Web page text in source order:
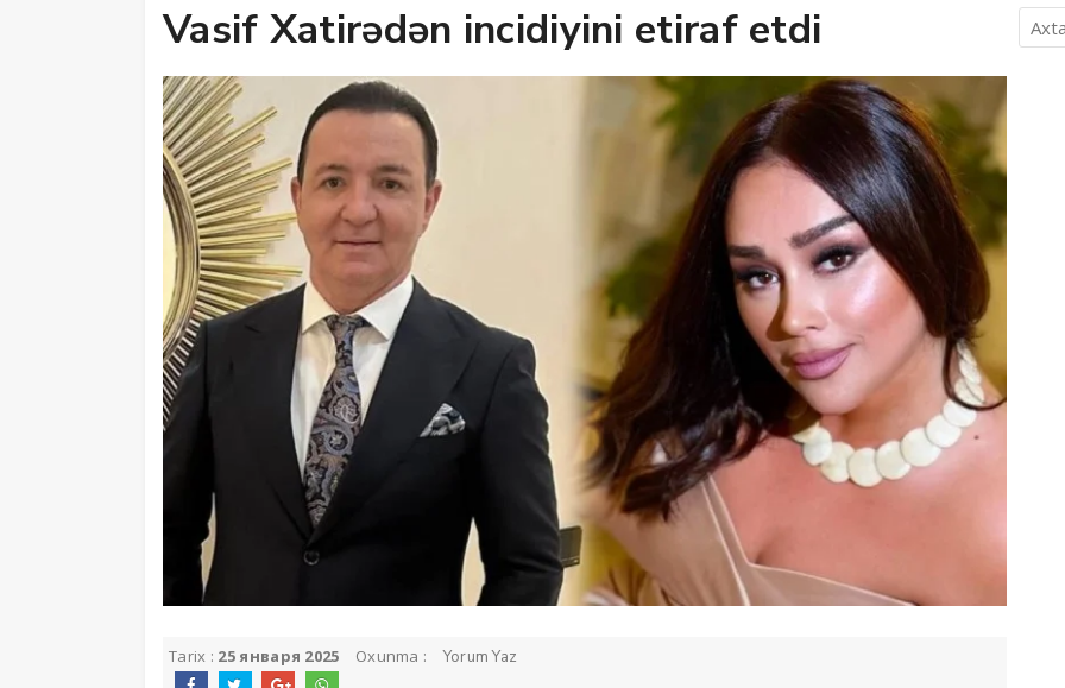
Vasif Xatirədən incidiyini etiraf etdi
Tarix : 25 января 2025 Oxunma : Yorum Yaz